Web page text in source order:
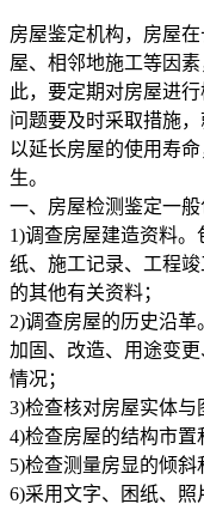
房屋鉴定机构，房屋
屋、相邻地施工等因
此，要定期对房屋进
问题要及时采取措施
以延长房屋的使用寿
生。
一、房屋检测鉴定一般
1)调查房屋建造资料
纸、施工记录、工程
的其他有关资料；
2)调查房屋的历史沿革
加固、改造、用途变
情况；
3)检查核对房屋实体与
4)检查房屋的结构市置
5)检查测量房显的倾斜
6)采用文字、困纸、